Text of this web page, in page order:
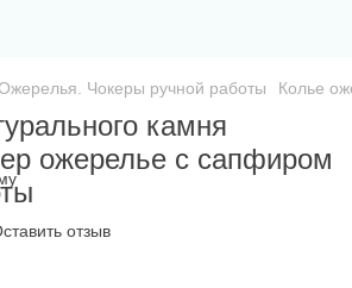
Чокеры ручной работы Колье
камня
ожерелье с сапфиром
отзыв